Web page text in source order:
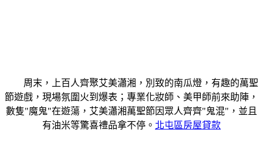
周末，上百人齊聚艾美瀟湘，別致的南瓜燈，有趣的萬聖
節遊戲，現場氛圍火到爆表；專業化妝師、美甲師前來助陣，
數隻"魔鬼"在遊蕩，艾美瀟湘萬聖節因眾人齊齊"鬼混"，並且
有油米等驚喜禮品拿不停。 北屯區房屋貸款